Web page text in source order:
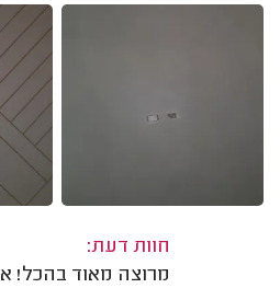
חוות דעת:
מרוצה מאוד בהכל!